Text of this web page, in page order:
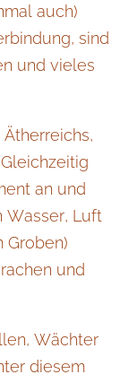
auch)
sind
und vieles
an und
Wasser, Luft
Groben)
und
Wächter
diesem